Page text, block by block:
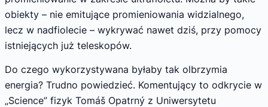
obiekty – nie emitujące promieniowania widzialnego,
lecz w nadfiolecie – wykrywać nawet dziś, przy pomocy
istniejących już teleskopów.
Do czego wykorzystywana byłaby tak olbrzymia
energia? Trudno powiedzieć. Komentujący to odkrycie w
„Science” fizyk Tomáš Opatrný z Uniwersytetu